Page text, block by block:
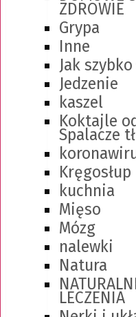
ZDROWIE
Grypa
Inne
Jak
Jedzenie
kaszel
Koktajle
Spalacze
Kręgosłup
kuchnia
Mięso
Mózg
nalewki
Natura
LECZENIA